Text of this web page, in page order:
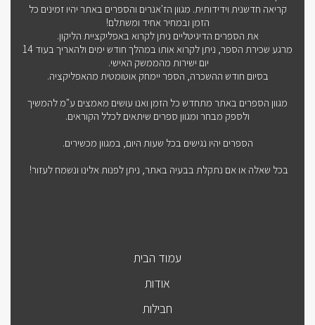
קריאה חדשנית וידידותית. מגוון הז'אנרים והספרים באתר יהיו זמינים כל
הזמן ובמחיר אחיד ומשתלם!
את הספרים הדיגיטליים ניתן לקרוא באפליקציית הליקון.
מרגע שכירת הספר, ניתן לקרוא אותו במהלך חודש ימים ולהאריך בעוד 14
יום ישירות מהממשק האישי.
בסיום חודש ההשכרה, הספר יימחק אוטומטית מהאפליקציה.
מגוון הספרים באתר מתחדש כל הזמן ואנו עושים מאמצים ע"מ להמשיך
ולספק מבחר ומגוון ספרים שיתאים לכלל הקוראים.
הספרים יהיו נגישים בכל שעות היום, במגוון מכשירים.
בכל שאלה או אם נתקלת בבעיה באתר, ניתן לפנות אלינו ונשמח לעזור!
עמוד הבית
אודות
חבילות